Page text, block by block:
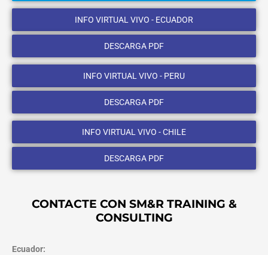
INFO VIRTUAL VIVO - ECUADOR
DESCARGA PDF
INFO VIRTUAL VIVO - PERU
DESCARGA PDF
INFO VIRTUAL VIVO - CHILE
DESCARGA PDF
CONTACTE CON SM&R TRAINING &
CONSULTING
Ecuador: